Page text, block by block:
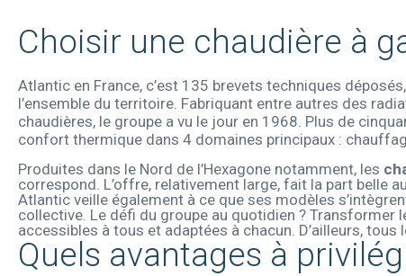
Choisir une chaudière à
Atlantic en France, c’est 135 brevets techniques
l’ensemble du territoire. Fabriquant entre autres des
chaudières, le groupe a vu le jour en 1968. Plus de
confort thermique dans 4 domaines principaux :
Produites dans le Nord de l’Hexagone notamment, les
correspond. L’offre, relativement large, fait la part belle
Atlantic veille également à ce que ses modèles
collective. Le défi du groupe au quotidien ? Transformer
accessibles à tous et adaptées à chacun. D’ailleurs,
Quels avantages à